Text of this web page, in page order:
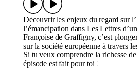
Découvrir les enjeux du regard sur
l’émancipation dans Les Lettres
Françoise de Graffigny, c’est
sur la société européenne à travers
Si tu veux comprendre la richesse
épisode est fait pour toi !